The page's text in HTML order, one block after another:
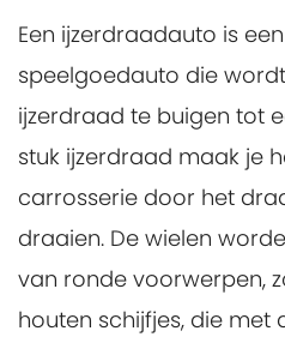
Een ijzerdraadauto is
speelgoedauto die
ijzerdraad te buigen tot
stuk ijzerdraad maak je
carrosserie door het
draaien. De wielen
van ronde voorwerpen,
houten schijfjes, die met